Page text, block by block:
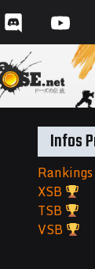
Infos
Rankings
XSB
TSB
VSB